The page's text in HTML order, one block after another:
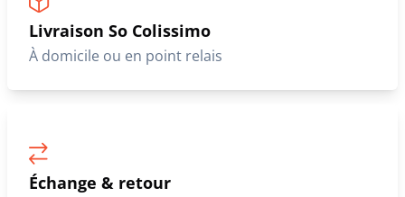
Livraison So Colissimo
À domicile ou en point relais
Échange & retour